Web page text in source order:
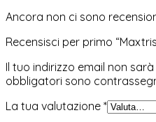
Ancora non ci sono
Recensisci per primo
Il tuo indirizzo email non
obbligatori sono
La tua valutazione *